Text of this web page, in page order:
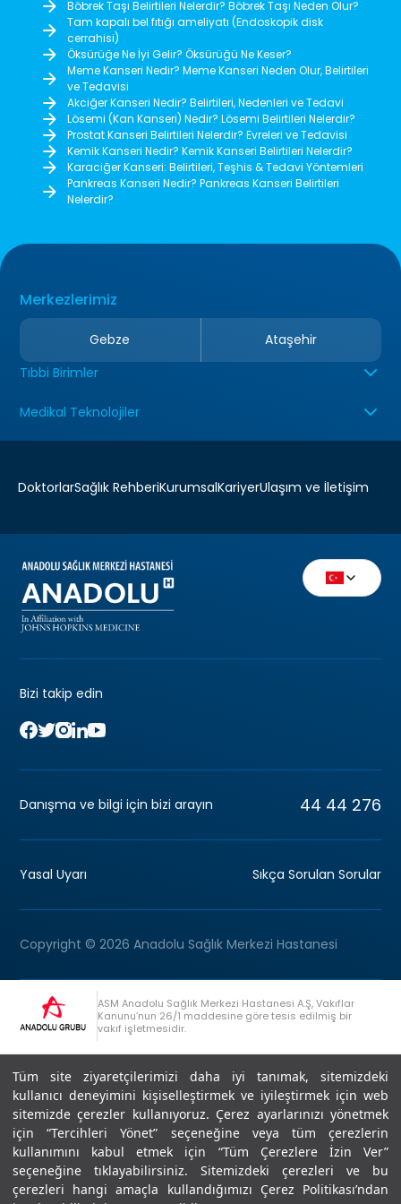
Tüm site ziyaretçilerimizi daha iyi tanımak, sitemizdeki
kullanıcı deneyimini kişiselleştirmek ve iyileştirmek için web
sitemizde çerezler kullanıyoruz. Çerez ayarlarınızı yönetmek
için “Tercihleri Yönet” seçeneğine veya tüm çerezlerin
kullanımını kabul etmek için “Tüm Çerezlere İzin Ver”
seçeneğine tıklayabilirsiniz. Sitemizdeki çerezleri ve bu
çerezleri hangi amaçla kullandığımızı Çerez Politikası’ndan
Böbrek Taşı Belirtileri Nelerdir? Böbrek Taşı Neden Olur?
Tam kapalı bel fıtığı ameliyatı (Endoskopik disk
cerrahisi)
Öksürüğe Ne İyi Gelir? Öksürüğü Ne Keser?
Meme Kanseri Nedir? Meme Kanseri Neden Olur, Belirtileri
ve Tedavisi
Akciğer Kanseri Nedir? Belirtileri, Nedenleri ve Tedavi
Lösemi (Kan Kanseri) Nedir? Lösemi Belirtileri Nelerdir?
Prostat Kanseri Belirtileri Nelerdir? Evreleri ve Tedavisi
Kemik Kanseri Nedir? Kemik Kanseri Belirtileri Nelerdir?
Karaciğer Kanseri: Belirtileri, Teşhis & Tedavi Yöntemleri
Pankreas Kanseri Nedir? Pankreas Kanseri Belirtileri
Nelerdir?
Merkezlerimiz
Gebze
Ataşehir
Tıbbi Birimler
Medikal Teknolojiler
DoktorlarSağlık RehberiKurumsalKariyerUlaşım ve İletişim
Bizi takip edin
Danışma ve bilgi için bizi arayın 44 44 276
Yasal Uyarı Sıkça Sorulan Sorular
Copyright © 2026 Anadolu Sağlık Merkezi Hastanesi
ASM Anadolu Sağlık Merkezi Hastanesi A.Ş, Vakıflar
Kanunu’nun 26/1 maddesine göre tesis edilmiş bir
vakıf işletmesidir.
Anadolu Grubu Danışma Hattı +90 (262) 678 54 00
Son Güncellenme: 07.07.2026
Editör : Didem Akçay Göktepe | 44 44 276